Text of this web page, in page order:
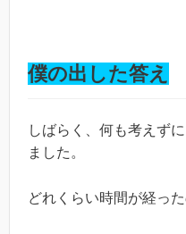
僕の出した答え
しばらく、何も考えず
ました。
どれくらい時間が経っ